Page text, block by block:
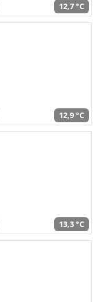
12,7 °C
12,9 °C
13,3 °C